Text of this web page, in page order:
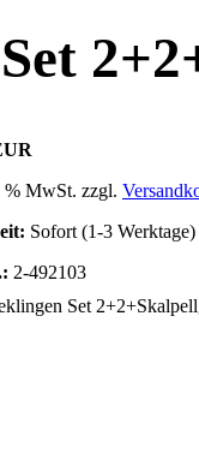
MwSt. zzgl.
Sofort (1-3 Werktage)
2-492103